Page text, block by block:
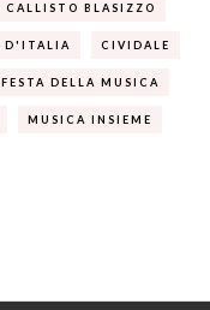
CALLISTO BLASIZZO
D'ITALIA CIVIDALE
FESTA DELLA MUSICA
MUSICA INSIEME